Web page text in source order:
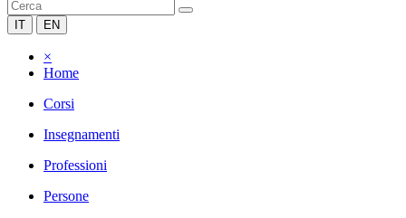
IT EN
×
Home
Corsi
Insegnamenti
Professioni
Persone